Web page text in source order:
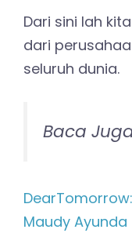
Dari sini lah
dari
seluruh dunia.
Baca
Maudy Ayunda